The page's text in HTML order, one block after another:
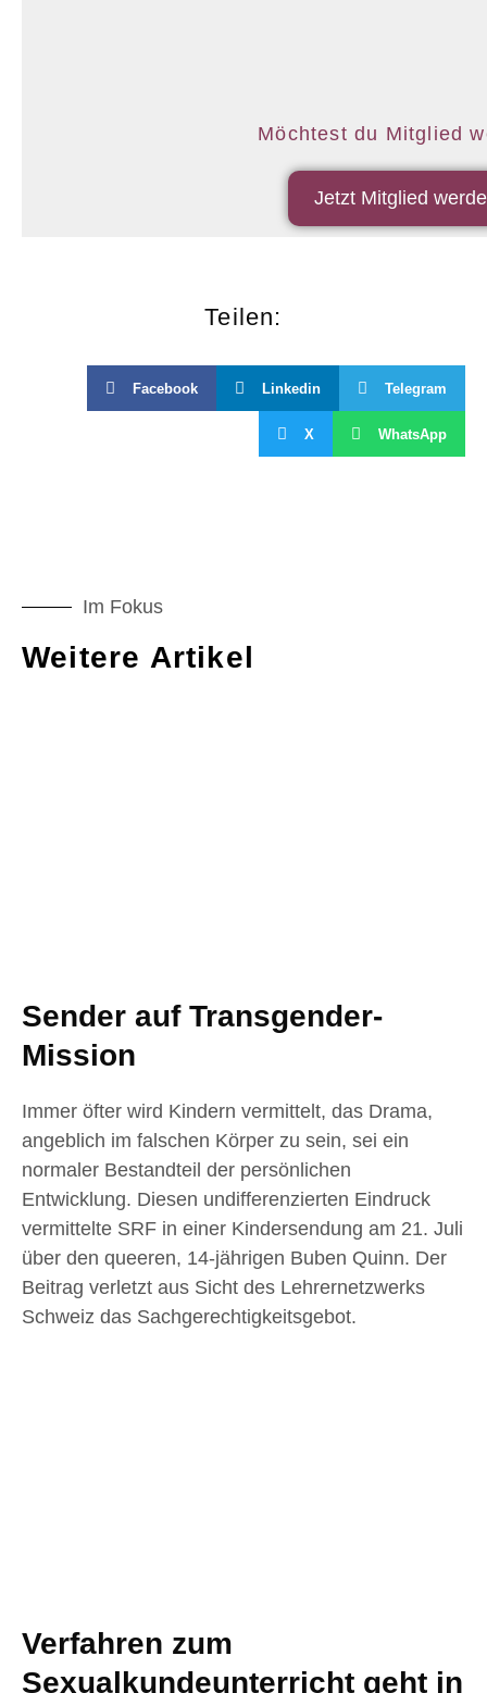
Möchtest du Mitglied
Jetzt Mitglied
Teilen:
Facebook Linkedin Telegram
X WhatsApp
Im Fokus
Weitere Artikel
Sender auf Transgender-
Mission
Immer öfter wird Kindern vermittelt, das Drama,
angeblich im falschen Körper zu sein, sei ein
normaler Bestandteil der persönlichen
Entwicklung. Diesen undifferenzierten Eindruck
vermittelte SRF in einer Kindersendung am 21. Juli
über den queeren, 14-jährigen Buben Quinn. Der
Beitrag verletzt aus Sicht des Lehrernetzwerks
Schweiz das Sachgerechtigkeitsgebot.
Verfahren zum
Sexualkundeunterricht geht in